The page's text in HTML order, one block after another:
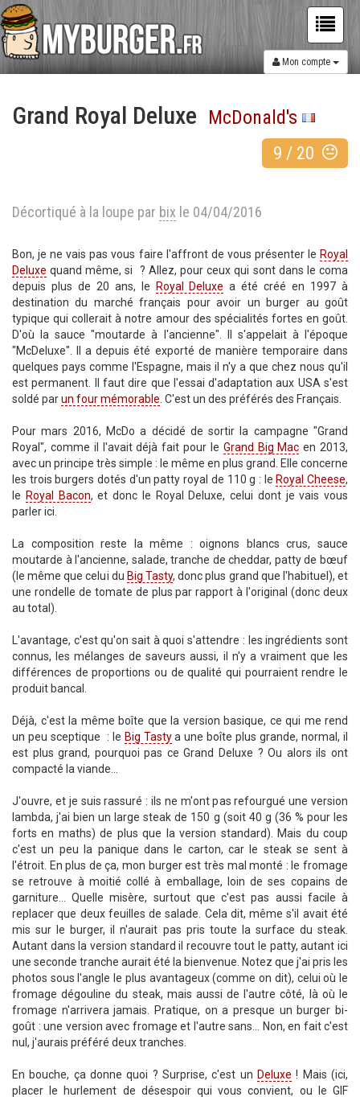
Mon compte
Grand Royal Deluxe McDonald's
9 / 20
Décortiqué à la loupe par bix le 04/04/2016
Bon, je ne vais pas vous faire l'affront de vous présenter le Royal
Deluxe quand même, si ? Allez, pour ceux qui sont dans le coma
depuis plus de 20 ans, le
Royal Deluxe a été créé en 1997 à
destination du marché français pour avoir un burger au goût
typique qui collerait à notre amour des spécialités fortes en goût.
D'où la sauce "moutarde à l'ancienne". Il s'appelait à l'époque
"McDeluxe". Il a depuis été exporté de manière temporaire dans
quelques pays comme l'Espagne, mais il n'y a que chez nous qu'il
est permanent. Il faut dire que l'essai d'adaptation aux USA s'est
soldé parun four mémorable . C'est un des préférés des Français.
Pour mars 2016, McDo a décidé de sortir la campagne "Grand
Royal", comme il l'avait déjà fait pour le Grand Big Mac en 2013,
avec un principe très simple : le même en plus grand. Elle concerne
les trois burgers dotés d'un patty royal de 110 g : le Royal Cheese,
le Royal Bacon, et donc le Royal Deluxe, celui dont je vais vous
parler ici.
La composition reste la même : oignons blancs crus, sauce
moutarde à l'ancienne, salade, tranche de cheddar, patty de bœuf
(le même que celui du Big Tasty, donc plus grand que l'habituel), et
une rondelle de tomate de plus par rapport à l'original (donc deux
au total).
L'avantage, c'est qu'on sait à quoi s'attendre : les ingrédients sont
connus, les mélanges de saveurs aussi, il n'y a vraiment que les
différences de proportions ou de qualité qui pourraient rendre le
produit bancal.
Déjà, c'est la même boîte que la version basique, ce qui me rend
un peu sceptique : le Big Tastya une boîte plus grande, normal, il
est plus grand, pourquoi pas ce Grand Deluxe ? Ou alors ils ont
compacté la viande...
J'ouvre, et je suis rassuré : ils ne m'ont pas refourgué une version
lambda, j'ai bien un large steak de 150 g (soit 40 g (36 % pour les
forts en maths) de plus que la version standard). Mais du coup
c'est un peu la panique dans le carton, car le steak se sent à
l'étroit. En plus de ça, mon burger est très mal monté : le fromage
se retrouve à moitié collé à emballage, loin de ses copains de
garniture... Quelle misère, surtout que c'est pas aussi facile à
replacer que deux feuilles de salade. Cela dit, même s'il avait été
mis sur le burger, il n'aurait pas pris toute la surface du steak.
Autant dans la version standard il recouvre tout le patty, autant ici
une seconde tranche aurait été la bienvenue. Notez que j'ai pris les
photos sous l'angle le plus avantageux (comme on dit), celui où le
fromage dégouline du steak, mais aussi de l'autre côté, là où le
fromage n'arrivera jamais. Pratique, on a presque un burger bi-
goût : une version avec fromage et l'autre sans... Non, en fait c'est
nul, j'aurais préféré deux tranches.
En bouche, ça donne quoi ? Surprise, c'est un Deluxe ! Mais (ici,
placer le hurlement de désespoir qui vous convient, ou le GIF